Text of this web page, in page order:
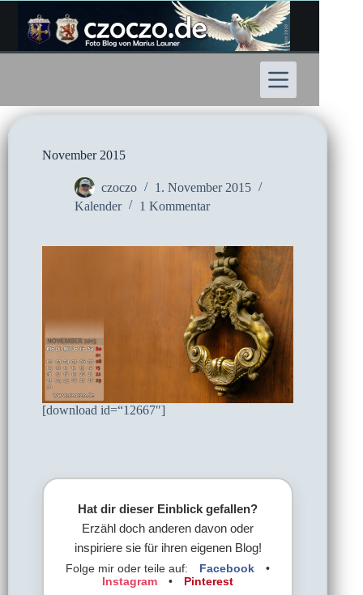
Inhalt
springen
November 2015
czoczo
1. November 2015
Kalender
1 Kommentar
[download id=“12667″]
Hat dir dieser Einblick gefallen?
Erzähl doch anderen davon oder
inspiriere sie für ihren eigenen Blog!
Folge mir oder teile auf: Facebook
•
Instagram
• Pinterest